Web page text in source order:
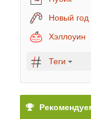
Новый год
Хэллоуин
Теги